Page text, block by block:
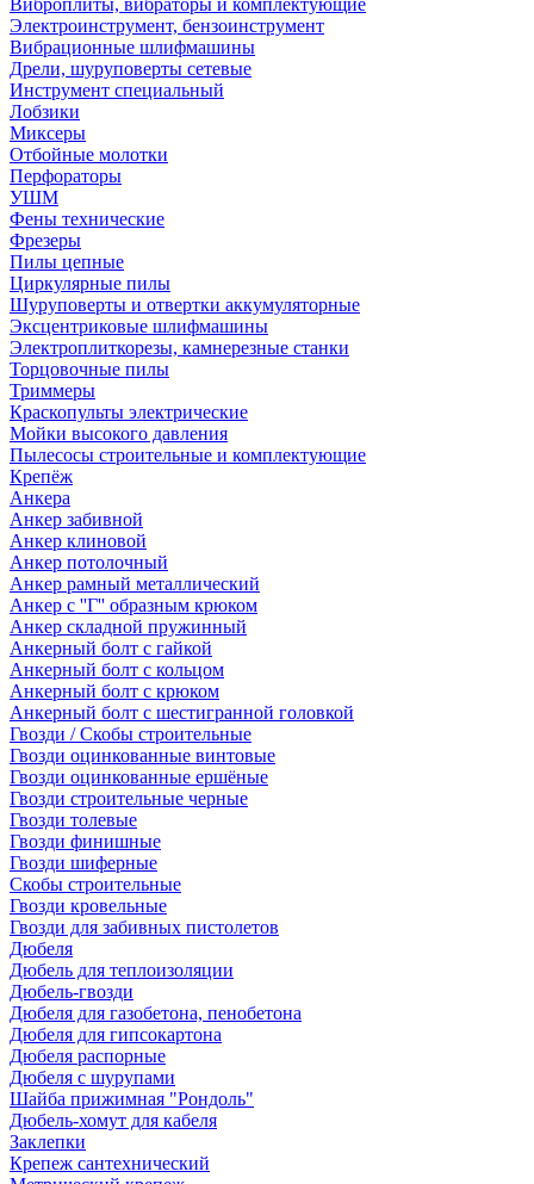
Виброплиты, вибраторы и комплектующие
Электроинструмент, бензоинструмент
Вибрационные шлифмашины
Дрели, шуруповерты сетевые
Инструмент специальный
Лобзики
Миксеры
Отбойные молотки
Перфораторы
УШМ
Фены технические
Фрезеры
Пилы цепные
Циркулярные пилы
Шуруповерты и отвертки аккумуляторные
Эксцентриковые шлифмашины
Электроплиткорезы, камнерезные станки
Торцовочные пилы
Триммеры
Краскопульты электрические
Мойки высокого давления
Пылесосы строительные и комплектующие
Крепёж
Анкера
Анкер забивной
Анкер клиновой
Анкер потолочный
Анкер рамный металлический
Анкер с ''Г'' образным крюком
Анкер складной пружинный
Анкерный болт с гайкой
Анкерный болт с кольцом
Анкерный болт с крюком
Анкерный болт с шестигранной головкой
Гвозди / Скобы строительные
Гвозди оцинкованные винтовые
Гвозди оцинкованные ершёные
Гвозди строительные черные
Гвозди толевые
Гвозди финишные
Гвозди шиферные
Скобы строительные
Гвозди кровельные
Гвозди для забивных пистолетов
Дюбеля
Дюбель для теплоизоляции
Дюбель-гвозди
Дюбеля для газобетона, пенобетона
Дюбеля для гипсокартона
Дюбеля распорные
Дюбеля с шурупами
Шайба прижимная "Рондоль"
Дюбель-хомут для кабеля
Заклепки
Крепеж сантехнический